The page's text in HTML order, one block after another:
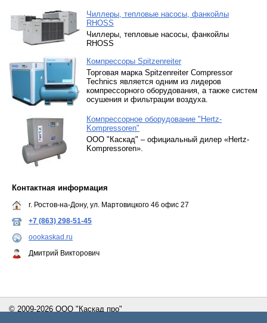
Чиллеры, тепловые насосы, фанкойлы
RHOSS
Чиллеры, тепловые насосы, фанкойлы
RHOSS
Компрессоры Spitzenreiter
Торговая марка Spitzenreiter Compressor
Technics является одним из лидеров
компрессорного оборудования, а также систем
осушения и фильтрации воздуха.
Компрессорное оборудование "Hertz-
Kompressoren"
ООО "Каскад" – официальный дилер «Hertz-
Kompressoren».
Контактная информация
г. Ростов-на-Дону, ул. Мартовицкого 46 офис 27
+7 (863) 298-51-45
oookaskad.ru
Дмитрий Викторович
© 2009-2026 ООО "Каскад про"